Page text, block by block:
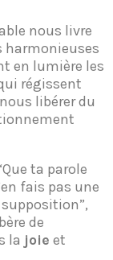
nous livre
harmonieuses
en lumière les
régissent
libérer du
ta parole
fais pas une
de
la joie et